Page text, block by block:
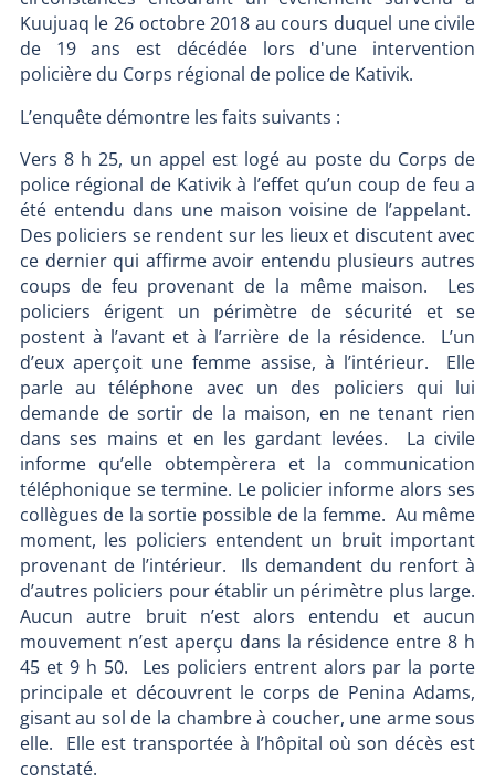
Kuujuaq le 26 octobre 2018 au cours duquel une civile
de 19 ans est décédée lors d'une intervention
policière du Corps régional de police de Kativik.
L’enquête démontre les faits suivants :
Vers 8 h 25, un appel est logé au poste du Corps de
police régional de Kativik à l’effet qu’un coup de feu a
été entendu dans une maison voisine de l’appelant.
Des policiers se rendent sur les lieux et discutent avec
ce dernier qui affirme avoir entendu plusieurs autres
coups de feu provenant de la même maison. Les
policiers érigent un périmètre de sécurité et se
postent à l’avant et à l’arrière de la résidence. L’un
d’eux aperçoit une femme assise, à l’intérieur. Elle
parle au téléphone avec un des policiers qui lui
demande de sortir de la maison, en ne tenant rien
dans ses mains et en les gardant levées. La civile
informe qu’elle obtempèrera et la communication
téléphonique se termine. Le policier informe alors ses
collègues de la sortie possible de la femme. Au même
moment, les policiers entendent un bruit important
provenant de l’intérieur. Ils demandent du renfort à
d’autres policiers pour établir un périmètre plus large.
Aucun autre bruit n’est alors entendu et aucun
mouvement n’est aperçu dans la résidence entre 8 h
45 et 9 h 50. Les policiers entrent alors par la porte
principale et découvrent le corps de Penina Adams,
gisant au sol de la chambre à coucher, une arme sous
elle. Elle est transportée à l’hôpital où son décès est
constaté.